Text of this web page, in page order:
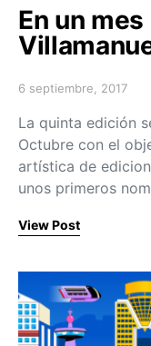
En un
Posted on
6 septiembre, 2017
La quinta edición
Octubre con el
artística de
unos primeros
View Post